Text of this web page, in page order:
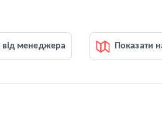
від менеджера Показати